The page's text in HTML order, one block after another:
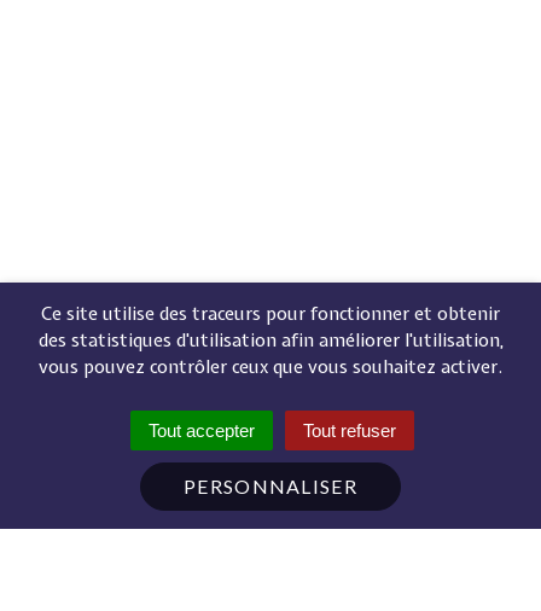
Ce site utilise des traceurs pour fonctionner et obtenir
des statistiques d'utilisation afin améliorer l'utilisation,
vous pouvez contrôler ceux que vous souhaitez activer.
Tout accepter Tout refuser
PERSONNALISER